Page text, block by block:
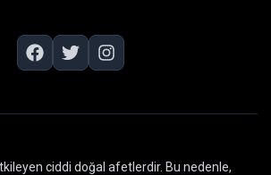
ciddi doğal afetlerdir. Bu nedenle,